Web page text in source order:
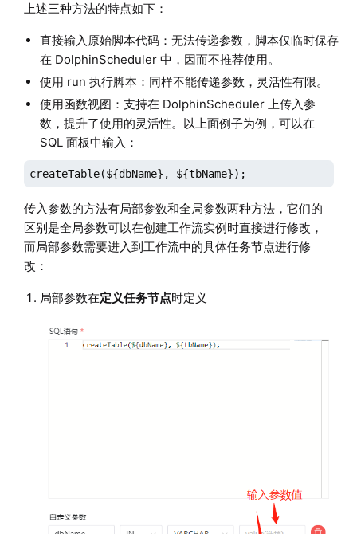
上述三种方法的特点如下：
直接输入原始脚本代码：无法传递参数，脚本仅临时保存
在 DolphinScheduler 中，因而不推荐使用。
使用 run 执行脚本：同样不能传递参数，灵活性有限。
使用函数视图：支持在 DolphinScheduler 上传入参
数，提升了使用的灵活性。以上面例子为例，可以在
SQL 面板中输入：
createTable(${dbName}, ${tbName});
传入参数的方法有局部参数和全局参数两种方法，它们的
区别是全局参数可以在创建工作流实例时直接进行修改，
而局部参数需要进入到工作流中的具体任务节点进行修
改：
局部参数在定义任务节点时定义